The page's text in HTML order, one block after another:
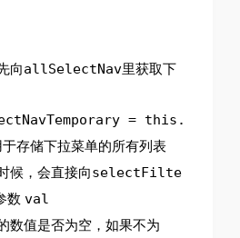
向allSelectNav里获取下
= this.
于存储下拉菜单的所有列表
候，会直接向selectFilte
数 val
数值是否为空，如果不为